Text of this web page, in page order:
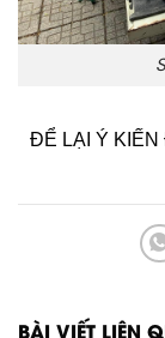
ĐỂ LẠI Ý KIẾN
BÀI VIẾT LIÊN